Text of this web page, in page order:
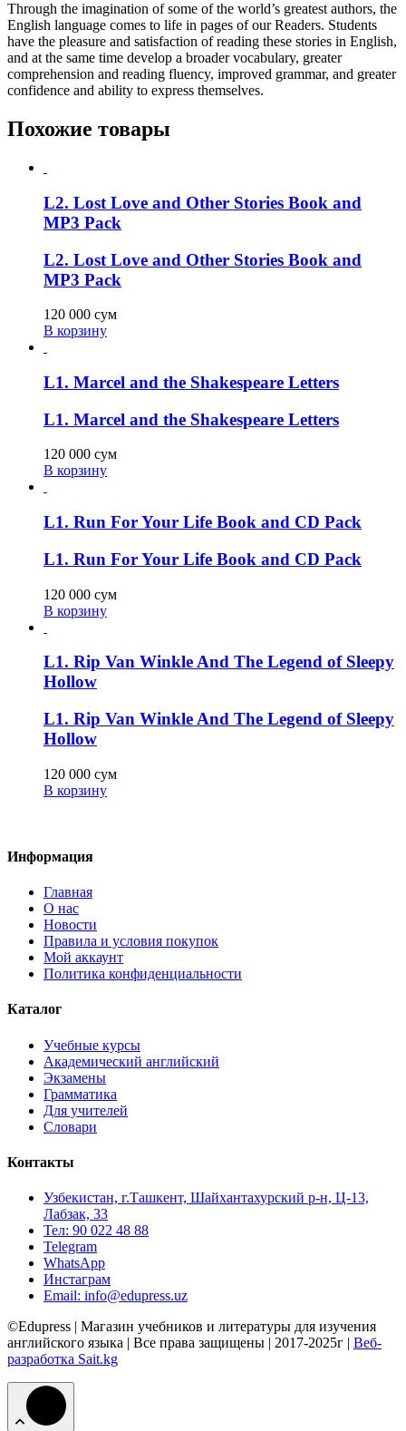
Through the imagination of some of the world’s greatest authors, the
English language comes to life in pages of our Readers. Students
have the pleasure and satisfaction of reading these stories in English,
and at the same time develop a broader vocabulary, greater
comprehension and reading fluency, improved grammar, and greater
confidence and ability to express themselves.
Похожие товары
L2. Lost Love and Other Stories Book and
MP3 Pack
L2. Lost Love and Other Stories Book and
MP3 Pack
120 000 сум
В корзину
L1. Marcel and the Shakespeare Letters
L1. Marcel and the Shakespeare Letters
120 000 сум
В корзину
L1. Run For Your Life Book and CD Pack
L1. Run For Your Life Book and CD Pack
120 000 сум
В корзину
L1. Rip Van Winkle And The Legend of Sleepy
Hollow
L1. Rip Van Winkle And The Legend of Sleepy
Hollow
120 000 сум
В корзину
Информация
Главная
О нас
Новости
Правила и условия покупок
Мой аккаунт
Политика конфиденциальности
Каталог
Учебные курсы
Академический английский
Экзамены
Грамматика
Для учителей
Словари
Контакты
Узбекистан, г.Ташкент, Шайхантахурский р-н, Ц-13,
Лабзак, 33
Тел: 90 022 48 88
Telegram
WhatsApp
Инстаграм
Email: info@edupress.uz
©Edupress | Магазин учебников и литературы для изучения
английского языка | Все права защищены | 2017-2025г | Веб-
разработка Sait.kg